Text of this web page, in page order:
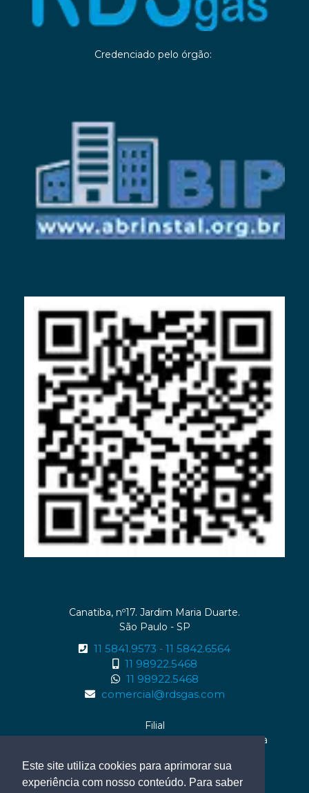
Este site utiliza cookies para aprimorar sua
experiência com nosso conteúdo. Para saber
Credenciado pelo órgão:
Canatiba, nº17. Jardim Maria Duarte.
São Paulo - SP
11 5841.9573 - 11 5842.6564
11 98922.5468
11 98922.5468
comercial@rdsgas.com
Filial
Rua Enaura da Rocha Fernandes, nº01 . Serraria
82 99614.0959